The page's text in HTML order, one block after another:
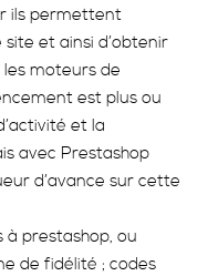
ils permettent
et ainsi d’obtenir
moteurs de
est plus ou
et la
avec Prestashop
d’avance sur cette
à prestashop, ou
de fidélité ; codes